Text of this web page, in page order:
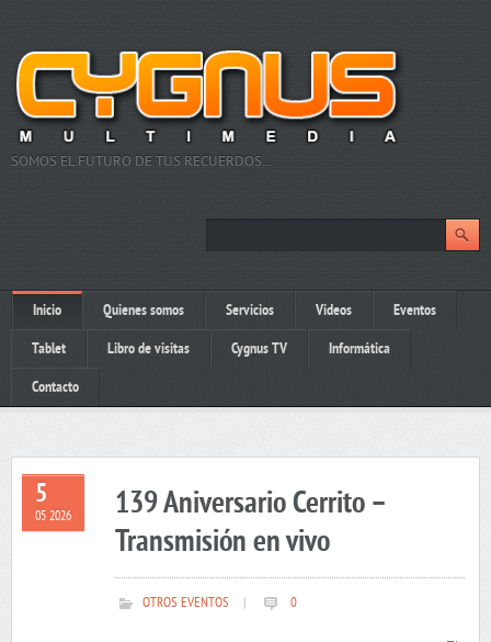
SOMOS EL FUTURO DE TUS RECUERDOS…
Inicio Quienes somos Servicios Videos Eventos
Tablet Libro de visitas Cygnus TV Informática
Contacto
5
05 2026
139 Aniversario Cerrito –
Transmisión en vivo
OTROS EVENTOS 0